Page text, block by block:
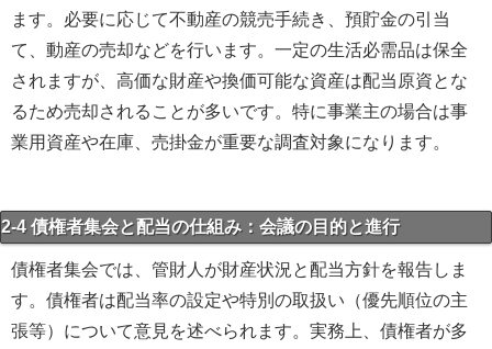
ます。必要に応じて不動産の競売手続き、預貯金の引当
て、動産の売却などを行います。一定の生活必需品は保全
されますが、高価な財産や換価可能な資産は配当原資とな
るため売却されることが多いです。特に事業主の場合は事
業用資産や在庫、売掛金が重要な調査対象になります。
2-4 債権者集会と配当の仕組み：会議の目的と進行
債権者集会では、管財人が財産状況と配当方針を報告しま
す。債権者は配当率の設定や特別の取扱い（優先順位の主
張等）について意見を述べられます。実務上、債権者が多